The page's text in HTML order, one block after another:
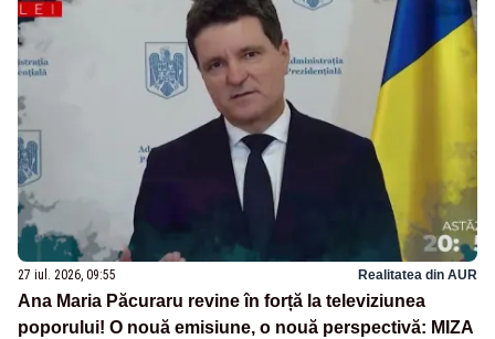
27 iul. 2026, 09:55 Realitatea din AUR
Ana Maria Păcuraru revine în forță la televiziunea
poporului! O nouă emisiune, o nouă perspectivă: MIZA